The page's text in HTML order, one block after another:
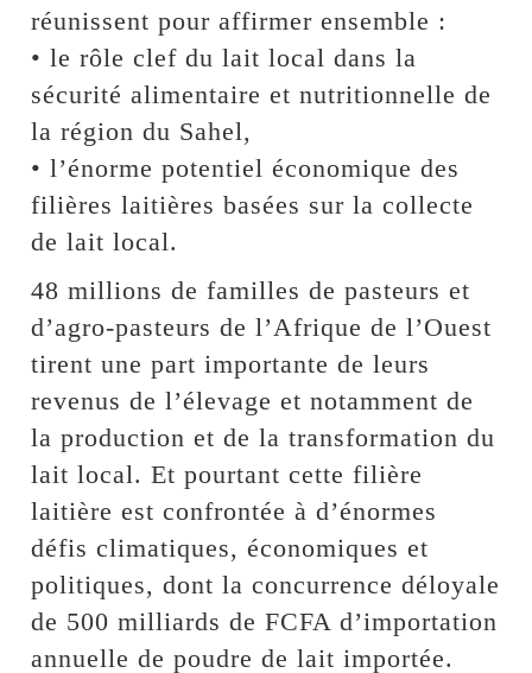
réunissent pour affirmer ensemble :
• le rôle clef du lait local dans la
sécurité alimentaire et nutritionnelle de
la région du Sahel,
• l’énorme potentiel économique des
filières laitières basées sur la collecte
de lait local.
48 millions de familles de pasteurs et
d’agro-pasteurs de l’Afrique de l’Ouest
tirent une part importante de leurs
revenus de l’élevage et notamment de
la production et de la transformation du
lait local. Et pourtant cette filière
laitière est confrontée à d’énormes
défis climatiques, économiques et
politiques, dont la concurrence déloyale
de 500 milliards de FCFA d’importation
annuelle de poudre de lait importée.